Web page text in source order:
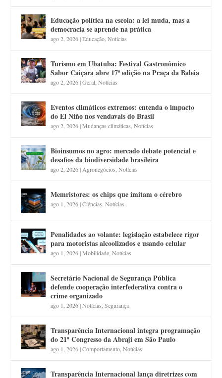
Educação política na escola: a lei muda, mas a
democracia se aprende na prática
ago 2, 2026|Educação ,Notícias
Turismo em Ubatuba: Festival Gastronômico
Sabor Caiçara abre 17ª edição na Praça da Baleia
ago 2, 2026|Geral ,Notícias
Eventos climáticos extremos: entenda o impacto
do El Niño nos vendavais do Brasil
ago 2, 2026|Mudanças climáticas ,Notícias
Bioinsumos no agro: mercado debate potencial e
desafios da biodiversidade brasileira
ago 2, 2026| Agronegócios ,Notícias
Memristores: os chips que imitam o cérebro
ago 1, 2026|Ciências ,Notícias
Penalidades ao volante: legislação estabelece rigor
para motoristas alcoolizados e usando celular
ago 1, 2026|Mobilidade ,Notícias
Secretário Nacional de Segurança Pública
defende cooperação interfederativa contra o
crime organizado
ago 1, 2026|Notícias ,Segurança
Transparência Internacional integra programação
do 21º Congresso da Abraji em São Paulo
ago 1, 2026|Comportamento ,Notícias
Transparência Internacional lança diretrizes com